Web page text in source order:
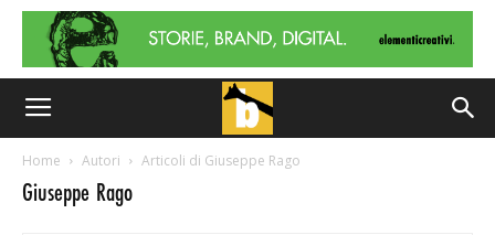
Home Autori Articoli di Giuseppe Rago
Giuseppe Rago